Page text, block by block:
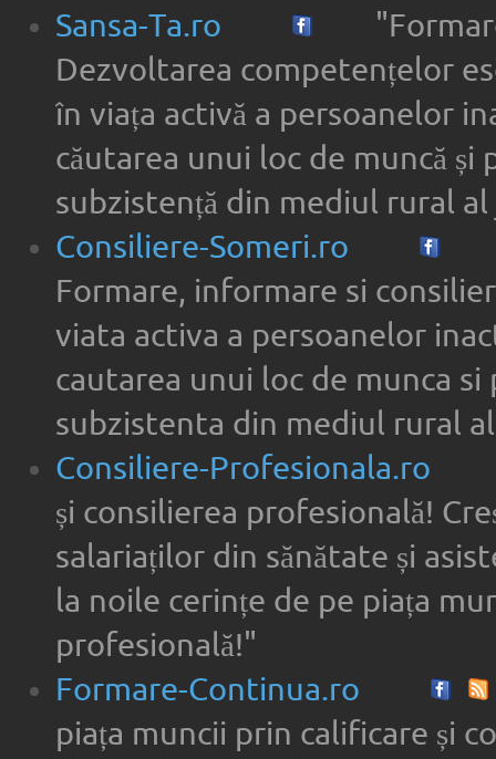
Sansa-Ta.ro
Dezvoltarea competențelor
în viața activă a persoanelor
căutarea unui loc de muncă
subzistență din mediul rural
Consiliere-Someri.ro
Formare, informare si
viata activa a persoanelor
cautarea unui loc de munca
subzistenta din mediul rural
Consiliere-Profesionala.ro
și consilierea profesională!
salariaților din sănătate și
la noile cerințe de pe piața
profesională!"
Formare-Continua.ro
piața muncii prin calificare și